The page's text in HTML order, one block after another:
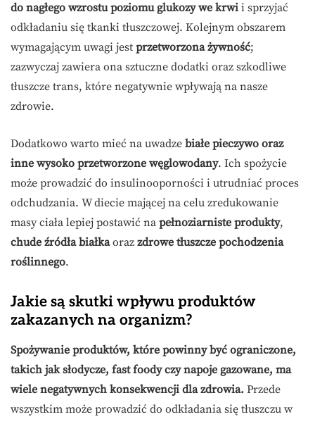
do nagłego wzrostu poziomu glukozy we krwi i sprzyjać
odkładaniu się tkanki tłuszczowej. Kolejnym obszarem
wymagającym uwagi jest przetworzona żywność;
zazwyczaj zawiera ona sztuczne dodatki oraz szkodliwe
tłuszcze trans, które negatywnie wpływają na nasze
zdrowie.
Dodatkowo warto mieć na uwadze białe pieczywo oraz
inne wysoko przetworzone węglowodany. Ich spożycie
może prowadzić do insulinooporności i utrudniać proces
odchudzania. W diecie mającej na celu zredukowanie
masy ciała lepiej postawić na pełnoziarniste produkty,
chude źródła białkaoraz zdrowe tłuszcze pochodzenia
roślinnego.
Jakie są skutki wpływu produktów
zakazanych na organizm?
Spożywanie produktów, które powinny być ograniczone,
takich jak słodycze, fast foody czy napoje gazowane, ma
wiele negatywnych konsekwencji dla zdrowia. Przede
wszystkim może prowadzić do odkładania się tłuszczu w